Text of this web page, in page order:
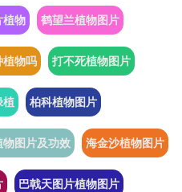
植物 鹤望兰植物图片
植物吗 打不死植物图片
植 柏科植物图片
图片及功效 海金沙植物图片
巴戟天图片植物图片